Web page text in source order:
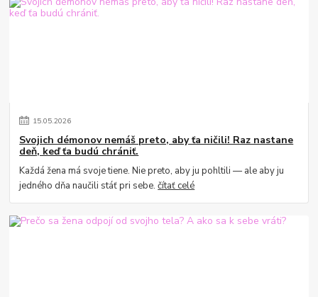
15.05.2026
Svojich démonov nemáš preto, aby ťa ničili! Raz nastane
deň, keď ťa budú chrániť.
Každá žena má svoje tiene. Nie preto, aby ju pohltili — ale aby ju
jedného dňa naučili stáť pri sebe.čítať celé